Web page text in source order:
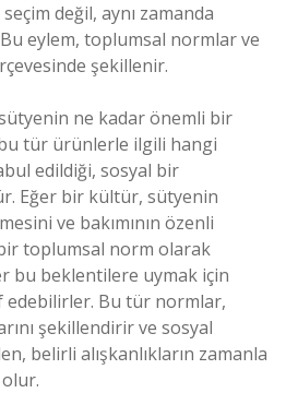
değil, aynı zamanda
eylem, toplumsal normlar ve
şekillenir.
ne kadar önemli bir
tür ürünlerle ilgili hangi
edildiği, sosyal bir
Eğer bir kültür, sütyenin
ve bakımının özenli
bir toplumsal norm olarak
bu beklentilere uymak için
edebilirler. Bu tür normlar,
şekillendirir ve sosyal
belirli alışkanlıkların zamanla